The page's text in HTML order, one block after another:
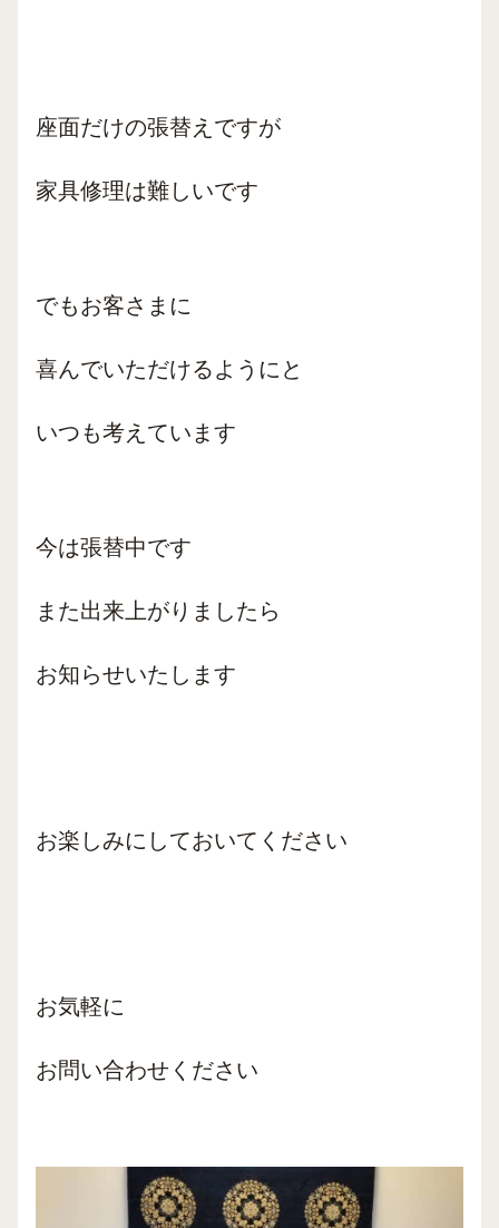
座面だけの張替えですが
家具修理は難しいです
でもお客さまに
喜んでいただけるようにと
いつも考えています
今は張替中です
また出来上がりましたら
お知らせいたします
お楽しみにしておいてください
お気軽に
お問い合わせください